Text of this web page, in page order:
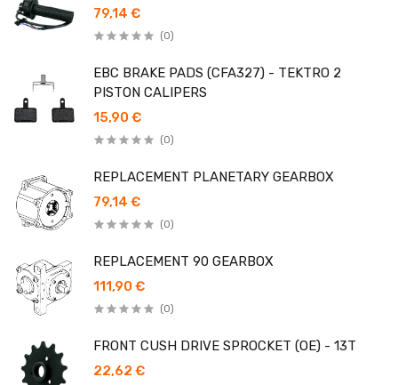
79,14 €
(0)
EBC BRAKE PADS (CFA327) - TEKTRO 2
PISTON CALIPERS
15,90 €
(0)
REPLACEMENT PLANETARY GEARBOX
79,14 €
(0)
REPLACEMENT 90 GEARBOX
111,90 €
(0)
FRONT CUSH DRIVE SPROCKET (OE) - 13T
22,62 €